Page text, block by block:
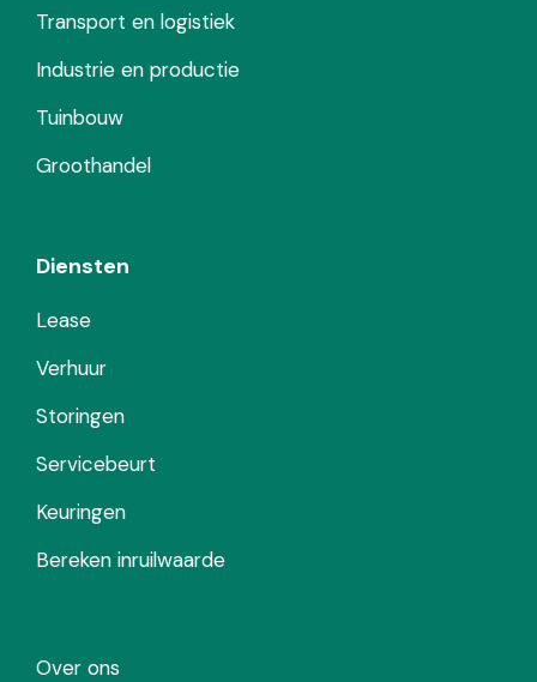
Transport en logistiek
Industrie en productie
Tuinbouw
Groothandel
Diensten
Lease
Verhuur
Storingen
Servicebeurt
Keuringen
Bereken inruilwaarde
Over ons